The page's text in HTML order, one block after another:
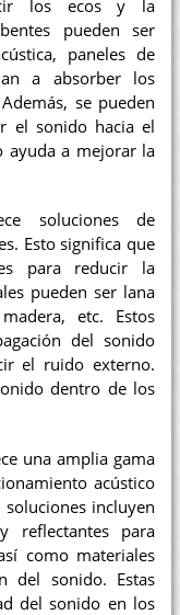
los ecos y la
pueden ser
paneles de
a absorber los
se pueden
el sonido hacia el
ayuda a mejorar la
soluciones de
Esto significa que
para reducir la
pueden ser lana
etc. Estos
del sonido
el ruido externo.
dentro de los
una amplia gama
acústico
soluciones incluyen
reflectantes para
como materiales
del sonido. Estas
del sonido en los